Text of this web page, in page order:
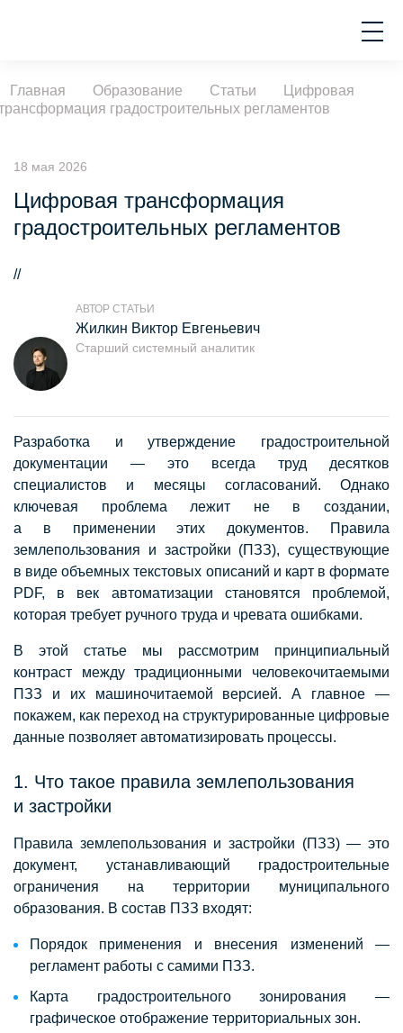
Главная Образование Статьи
Цифровая
градостроительных регламентов
18 мая 2026
Цифровая трансформация
градостроительных регламентов
//
АВТОР СТАТЬИ
Жилкин Виктор Евгеньевич
Старший системный аналитик
Разработка и утверждение градостроительной
документации — это всегда труд десятков
специалистов и месяцы согласований. Однако
ключевая проблема лежит не в создании,
а в применении этих документов. Правила
землепользования и застройки (ПЗЗ), существующие
в виде объемных текстовых описаний и карт в формате
PDF, в век автоматизации становятся проблемой,
которая требует ручного труда и чревата ошибками.
В этой статье мы рассмотрим принципиальный
контраст между традиционными человекочитаемыми
ПЗЗ и их машиночитаемой версией. А главное —
покажем, как переход на структурированные цифровые
данные позволяет автоматизировать процессы.
1. Что такое правила землепользования
и застройки
Правила землепользования и застройки (ПЗЗ) — это
документ, устанавливающий градостроительные
ограничения на территории муниципального
образования. В состав ПЗЗ входят:
Порядок применения и внесения изменений —
регламент работы с самими ПЗЗ.
Карта градостроительного зонирования —
графическое отображение территориальных зон.